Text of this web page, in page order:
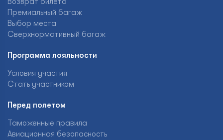
Премиальный багаж
Выбор места
Сверхнормативный багаж
Программа лояльности
Условия участия
Стать участником
Перед полетом
Таможенные правила
Авиационная безопасность